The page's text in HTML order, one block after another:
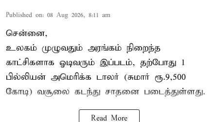
Published on: 08 Aug 2026, 8:11 am
சென்னை,
உலகம் முழுவதும் அரங்கம் நிறைந்த
காட்சிகளாக ஓடிவரும் இப்படம், தற்போது 1
பில்லியன் அமெரிக்க டாலர் (சுமார் ரூ.9,500
கோடி) வசூலை கடந்து சாதனை படைத்துள்ளது.
Read More